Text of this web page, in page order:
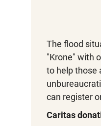
The flood
"Krone" with
to help those
can register
Caritas